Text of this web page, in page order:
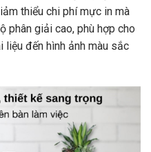
thiểu chi phí mực in mà
phân giải cao, phù hợp cho
liệu đến hình ảnh màu sắc